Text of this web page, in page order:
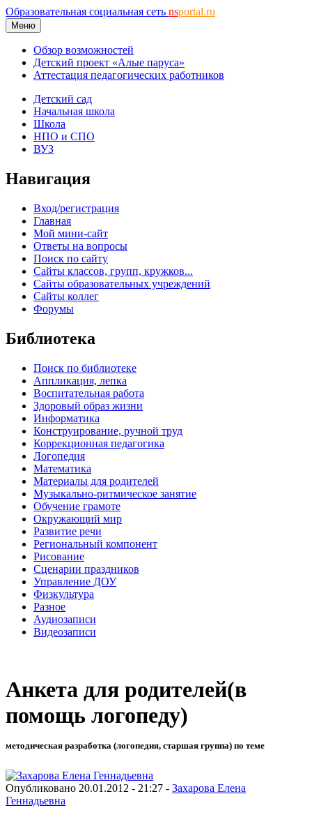
Образовательная социальная сеть nsportal.ru
Меню
Обзор возможностей
Детский проект «Алые паруса»
Аттестация педагогических работников
Детский сад
Начальная школа
Школа
НПО и СПО
ВУЗ
Навигация
Вход/регистрация
Главная
Мой мини-сайт
Ответы на вопросы
Поиск по сайту
Сайты классов, групп, кружков...
Сайты образовательных учреждений
Сайты коллег
Форумы
Библиотека
Поиск по библиотеке
Аппликация, лепка
Воспитательная работа
Здоровый образ жизни
Информатика
Конструирование, ручной труд
Коррекционная педагогика
Логопедия
Математика
Материалы для родителей
Музыкально-ритмическое занятие
Обучение грамоте
Окружающий мир
Развитие речи
Региональный компонент
Рисование
Сценарии праздников
Управление ДОУ
Физкультура
Разное
Аудиозаписи
Видеозаписи
Анкета для родителей(в
помощь логопеду)
методическая разработка (логопедия, старшая группа) по теме
Опубликовано 20.01.2012 - 21:27 - Захарова Елена
Геннадьевна